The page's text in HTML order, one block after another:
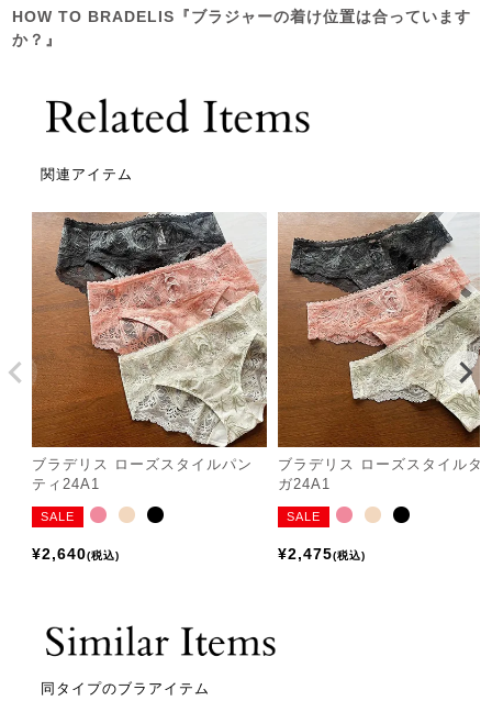
HOW TO BRADELIS『ブラジャーの着け位置は合っています
か？』
関連アイテム
ブラデリス ローズスタイルパン
ティ24A1
SALE
¥2,640 税込
ブラデリス ローズスタイルタ
ガ24A1
SALE
¥2,475 税込
同タイプのブラアイテム